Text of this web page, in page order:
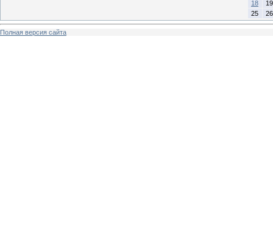
18
19
25
26
Полная версия сайта